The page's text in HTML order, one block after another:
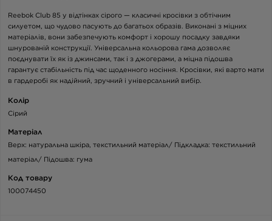
Reebok Club 85 у відтінках сірого — класичні кросівки з обтічним
силуетом, що чудово пасують до багатьох образів. Виконані з міцних
матеріалів, вони забезпечують комфорт і хорошу посадку завдяки
шнурованій конструкції. Універсальна кольорова гама дозволяє
поєднувати їх як із джинсами, так і з джогерами, а міцна підошва
гарантує стабільність під час щоденного носіння. Кросівки, які варто мати
в гардеробі як надійний, зручний і універсальний вибір.
Колір
Сірий
Матеріал
Верх: натуральна шкіра, текстильний матеріал/ Підкладка: текстильний
матеріал/ Підошва: гума
Код товару
100074450